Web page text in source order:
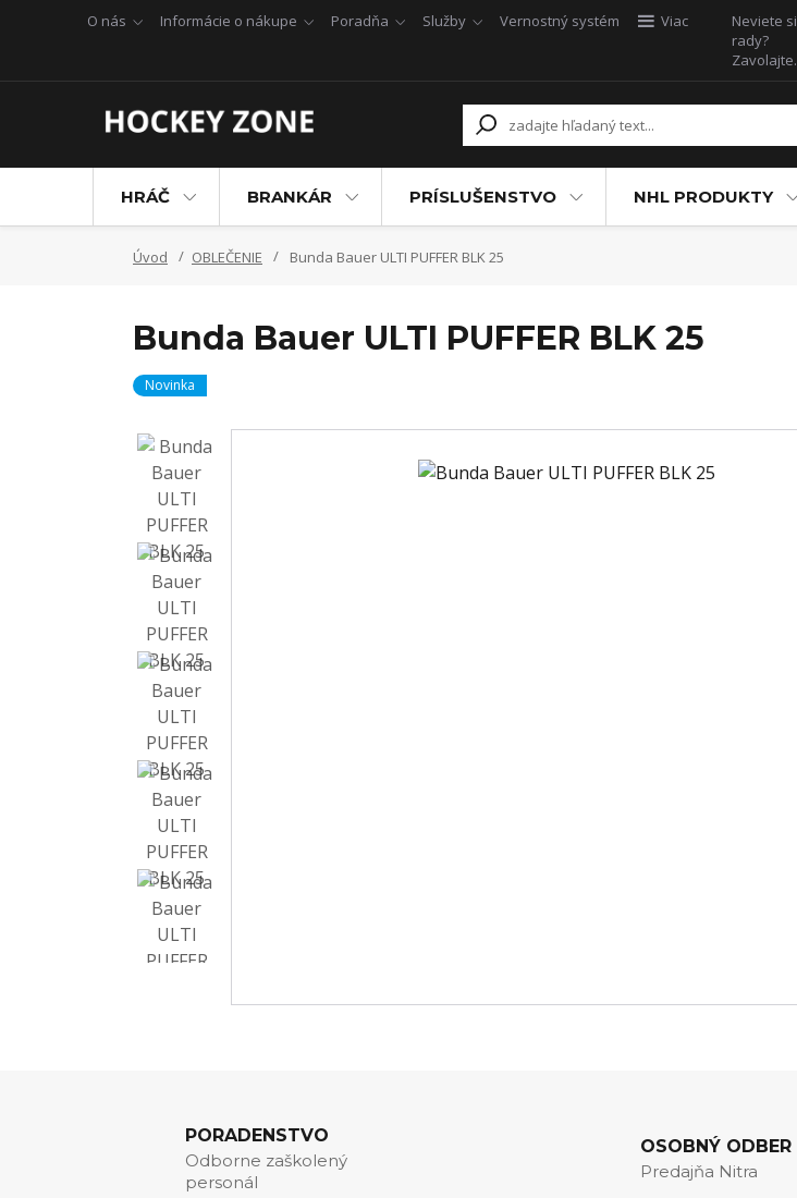
O nás Informácie o nákupe Poradňa Služby Vernostný systém Viac
Neviete si
rady?
Zavolajte.
HRÁČ BRANKÁR PRÍSLUŠENSTVO NHL PRODUKTY
Úvod OBLEČENIE Bunda Bauer ULTI PUFFER BLK 25
Bunda Bauer ULTI PUFFER BLK 25
Novinka
PORADENSTVO
Odborne zaškolený
personál
OSOBNÝ ODBER
Predajňa Nitra